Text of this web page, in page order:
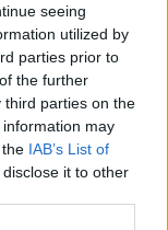
seeing
utilized by
parties prior to
the further
third parties on the
information may
IAB’s List of
it to other